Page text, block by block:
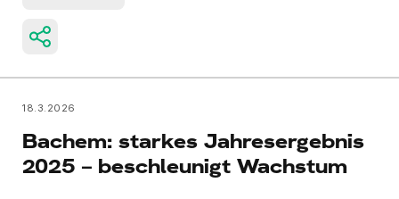
18.3.2026
Bachem: starkes Jahresergebnis
2025 – beschleunigt Wachstum